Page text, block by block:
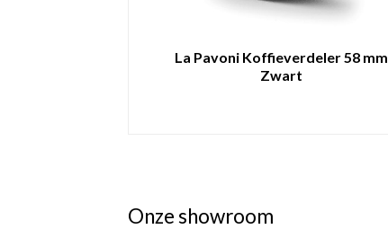
La Pavoni Koffieverdeler 58 mm
Zwart
Onze showroom